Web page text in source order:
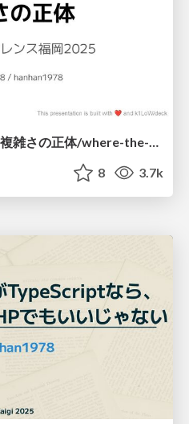
開発者が知っておきたい複雑さの正体/where-the-complexity-comes-from
8 3.7k